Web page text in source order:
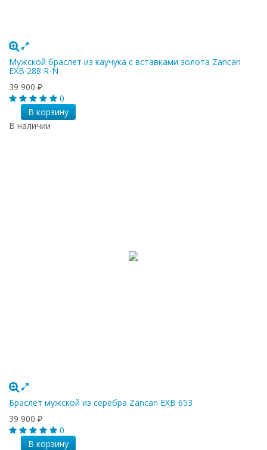
Мужской браслет из каучука с вставками золота Zancan
EXB 288 R-N
39 900 ₽
0
В корзину
В наличии
Браслет мужской из серебра Zancan EXB 653
39 900 ₽
0
В корзину